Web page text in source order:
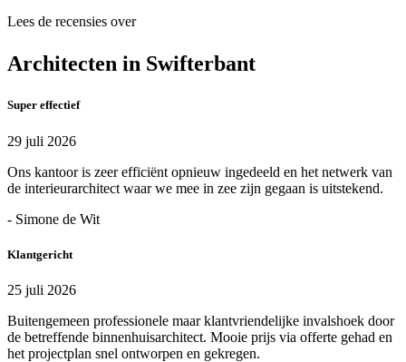
Lees de recensies over
Architecten in Swifterbant
Super effectief
29 juli 2026
Ons kantoor is zeer efficiënt opnieuw ingedeeld en het netwerk van
de interieurarchitect waar we mee in zee zijn gegaan is uitstekend.
- Simone de Wit
Klantgericht
25 juli 2026
Buitengemeen professionele maar klantvriendelijke invalshoek door
de betreffende binnenhuisarchitect. Mooie prijs via offerte gehad en
het projectplan snel ontworpen en gekregen.